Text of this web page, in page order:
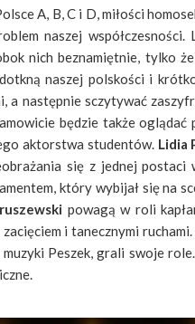
A, B, C i D, miłości
naszej
nich beznamiętnie, tylko
naszej polskości i
a następnie sczytywać
będzie także
aktorstwa studentów. Lidia
się z jednej postaci
który wybijał się na
powagą w roli
i tanecznymi
Peszek, grali swoje